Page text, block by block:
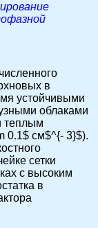
в
устойчивыми
облаками
теплым
0.1$ см$^{- 3}$).
сетки
с высоким
в